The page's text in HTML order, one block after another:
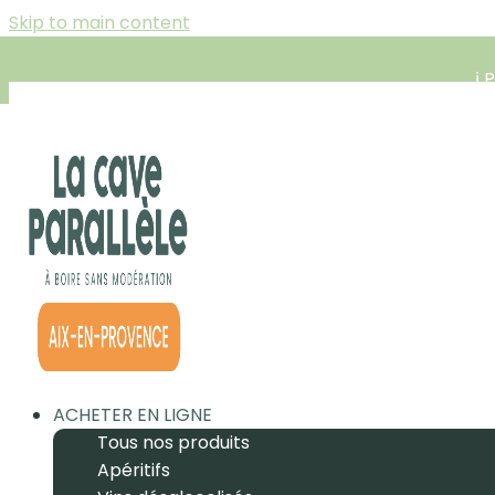
Skip to main content
ℹ️
ACHETER EN LIGNE
Tous nos produits
Apéritifs